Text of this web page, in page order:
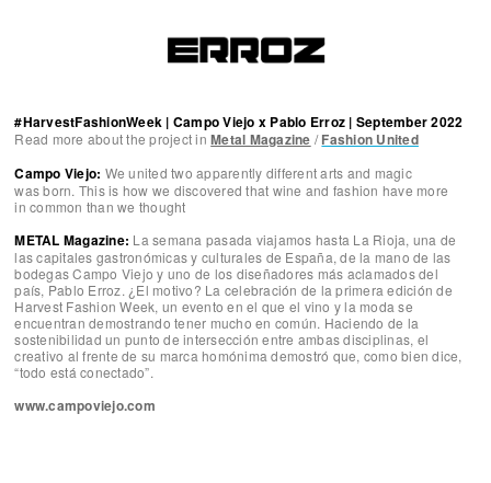
#HarvestFashionWeek | Campo Viejo x Pablo Erroz | September 2022
Read more about the project inMetal Magazine / Fashion United
Campo Viejo: We united two apparently different arts and magic
was born. This is how we discovered that wine and fashion have more
in common than we thought
METAL Magazine: La semana pasada viajamos hasta La Rioja, una de
las capitales gastronómicas y culturales de España, de la mano de las
bodegas Campo Viejo y uno de los diseñadores más aclamados del
país, Pablo Erroz. ¿El motivo? La celebración de la primera edición de
Harvest Fashion Week, un evento en el que el vino y la moda se
encuentran demostrando tener mucho en común. Haciendo de la
sostenibilidad un punto de intersección entre ambas disciplinas, el
creativo al frente de su marca homónima demostró que, como bien dice,
“todo está conectado”.
www.campoviejo.com